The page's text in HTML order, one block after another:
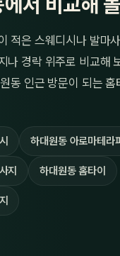
적은 스웨디시나 발마
나 경락 위주로 비교해
동 인근 방문이 되는 홈
하대원동 아로마테라
지 하대원동 홈타이